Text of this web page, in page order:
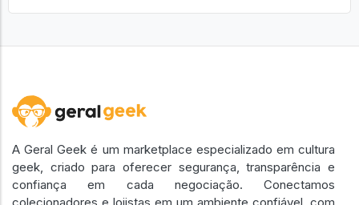
A Geral Geek é um marketplace especializado em cultura
geek, criado para oferecer segurança, transparência e
confiança em cada negociação. Conectamos
colecionadores e lojistas em um ambiente confiável, com